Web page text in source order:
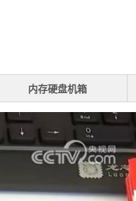
内存硬盘机箱